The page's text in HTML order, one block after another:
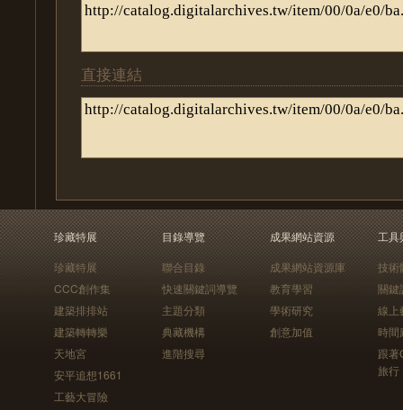
直接連結
珍藏特展
珍藏特展
CCC創作集
建築排排站
建築轉轉樂
天地宮
安平追想1661
工藝大冒險
目錄導覽
聯合目錄
快速關鍵詞導覽
主題分類
典藏機構
進階搜尋
成果網站資源
成果網站資源庫
教育學習
學術研究
創意加值
工具
技術
關鍵
線上
時間
跟
旅行